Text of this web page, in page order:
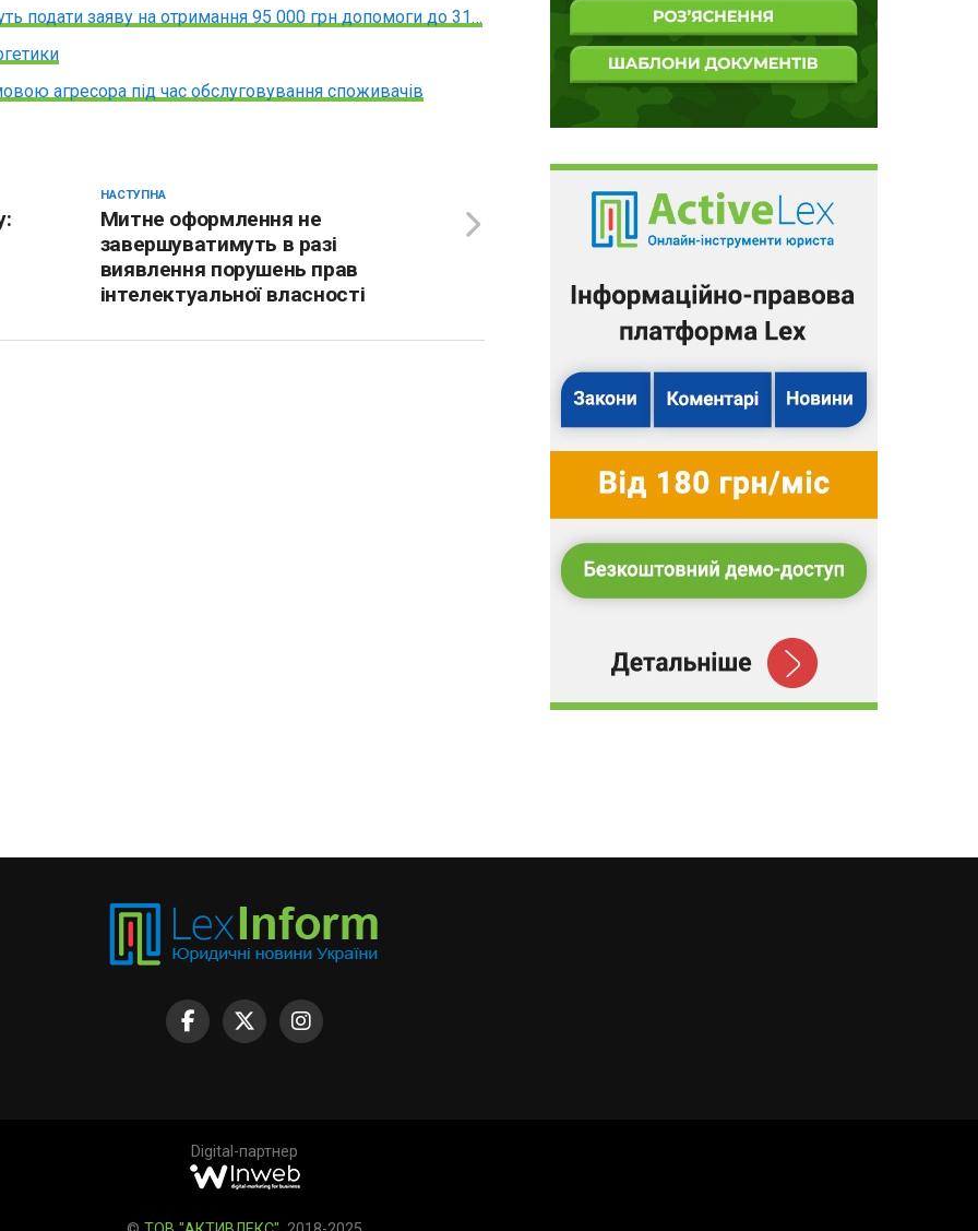
подати заяву на отримання 95 000 грн допомоги до 31…
агресора під час обслуговування споживачів
НАСТУПНА
Митне оформлення не
завершуватимуть в разі
виявлення порушень прав
інтелектуальної власності
Digital-партнер